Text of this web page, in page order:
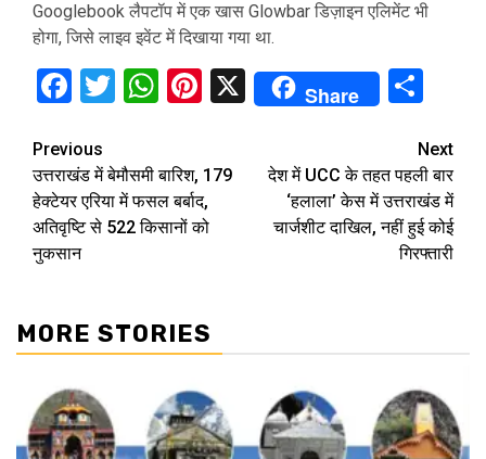
Googlebook लैपटॉप में एक खास Glowbar डिज़ाइन एलिमेंट भी
होगा, जिसे लाइव इवेंट में दिखाया गया था.
Facebook
Twitter
WhatsApp
Pinterest
X Share
Continue
Reading
Previous
उत्तराखंड में बेमौसमी बारिश, 179
हेक्टेयर एरिया में फसल बर्बाद,
अतिवृष्टि से 522 किसानों को
नुकसान
Next
देश में UCC के तहत पहली बार
‘हलाला’ केस में उत्तराखंड में
चार्जशीट दाखिल, नहीं हुई कोई
गिरफ्तारी
MORE STORIES